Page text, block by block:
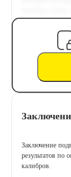
Заключение
результатов по
калибров.